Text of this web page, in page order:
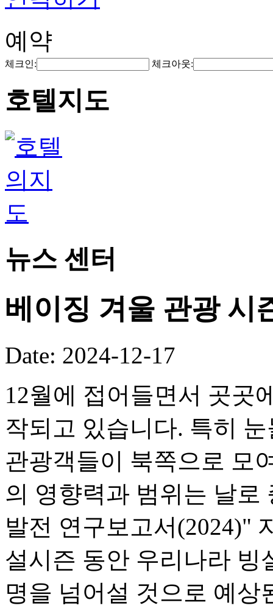
예약
체크인: 체크아웃:
호텔지도
뉴스 센터
베이징 겨울 관광 시
Date: 2024-12-17
12월에 접어들면서 곳곳
작되고 있습니다. 특히
관광객들이 북쪽으로 모
의 영향력과 범위는 날로
발전 연구보고서(2024)"
설시즌 동안 우리나라 빙
명을 넘어설 것으로 예상